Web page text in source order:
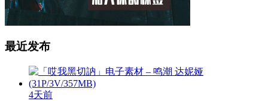
最近发布
4天前